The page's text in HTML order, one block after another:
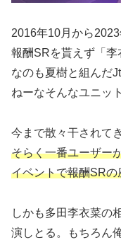
2016年10月から
報酬SRを貰えず「
なのも夏樹と組んだ
ねーなそんなユニット
今まで散々干されて
そらく一番ユーザー
イベントで報酬SR
しかも多田李衣菜の
演しとる。もちろん